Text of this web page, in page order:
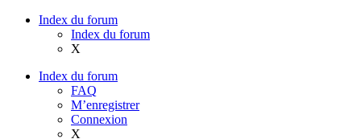
Index du forum
Index du forum
X
Index du forum
FAQ
M’enregistrer
Connexion
X